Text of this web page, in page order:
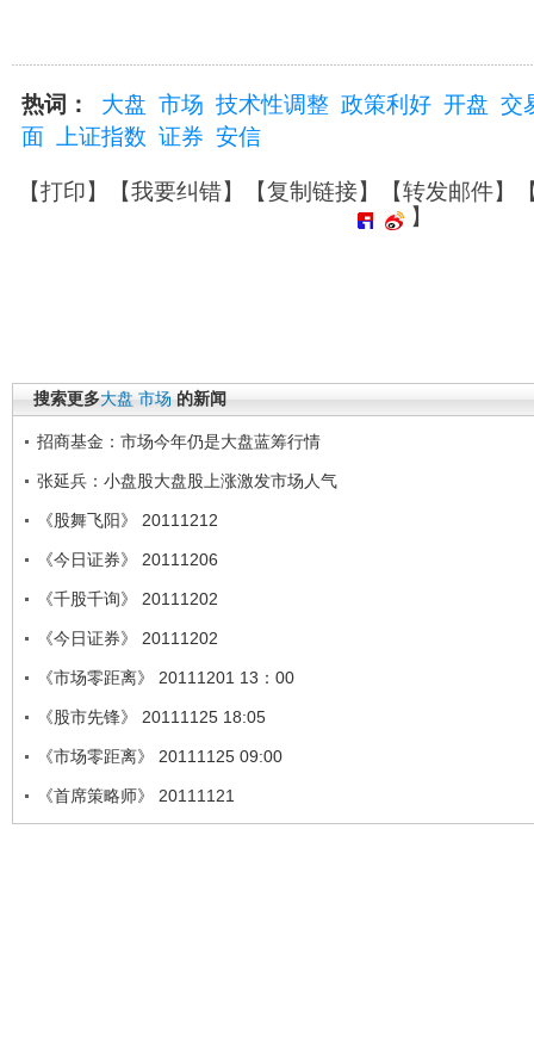
热词： 大盘 市场 技术性调整 政策利好 开盘 交
面
上证指数 证券 安信
【打印】【我要纠错】【复制链接】【转发邮件】
】
搜索更多大盘 市场 的新闻
招商基金：市场今年仍是大盘蓝筹行情
张延兵：小盘股大盘股上涨激发市场人气
《股舞飞阳》 20111212
《今日证券》 20111206
《千股千询》 20111202
《今日证券》 20111202
《市场零距离》 20111201 13：00
《股市先锋》 20111125 18:05
《市场零距离》 20111125 09:00
《首席策略师》 20111121